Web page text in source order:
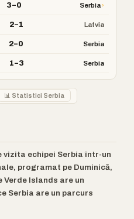
3–0 Serbia›
2–1 Latvia
2–0 Serbia
1–3 Serbia
📊 Statistici Serbia
vizita echipei Serbia într-un
programat pe Duminică,
Verde Islands are un
Serbia are un parcurs